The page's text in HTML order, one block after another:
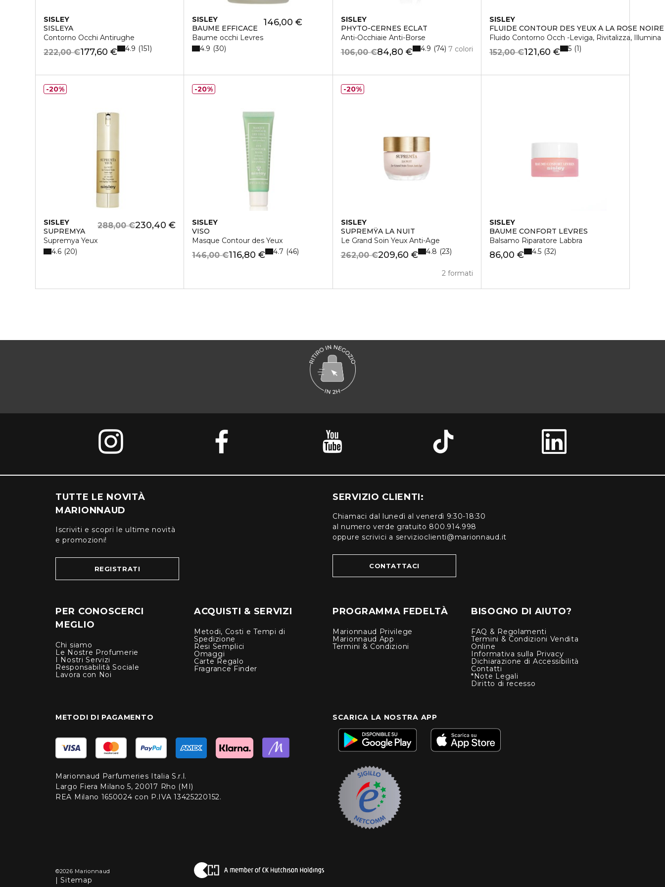
SISLEY
SISLEYA
Contorno Occhi Antirughe
177,60 €
222,00 € 4.9 151
SISLEY
BAUME EFFICACE
Baume occhi Levres
146,00 €
4.9 30
SISLEY
PHYTO-CERNES ECLAT
Anti-Occhiaie Anti-Borse
84,80 €
106,00 € 7 colori
4.9 74
SISLEY
FLUIDE CONTOUR DES YEUX À LA ROSE NOIRE
Fluido Contorno Occh -Leviga, Rivitalizza, Illumina
121,60 €
152,00 € 5 1
SISLEY
SUPREMYA
Supremya Yeux
230,40 €
288,00 €
4.6 20
20%
SISLEY
VISO
Masque Contour des Yeux
116,80 €
146,00 € 4.7 46
20%
SISLEY
SUPREMŸA LA NUIT
Le Grand Soin Yeux Anti-Age
209,60 €
262,00 €
2 formati
4.8 23
20%
SISLEY
BAUME CONFORT LÈVRES
Balsamo Riparatore Labbra
86,00 € 4.5 32
TUTTE LE NOVITÀ
MARIONNAUD
Iscriviti e scopri le ultime novità
e promozioni!
REGISTRATI
SERVIZIO CLIENTI:
Chiamaci dal lunedì al venerdì 9:30-18:30
al numero verde gratuito 800.914.998
oppure scrivici a servizioclienti@marionnaud.it
CONTATTACI
PER CONOSCERCI
MEGLIO
Chi siamo
Le Nostre Profumerie
I Nostri Servizi
Responsabilità Sociale
Lavora con Noi
ACQUISTI & SERVIZI
Metodi, Costi e Tempi di
Spedizione
Resi Semplici
Omaggi
Carte Regalo
Fragrance Finder
PROGRAMMA FEDELTÀ
Marionnaud Privilege
Marionnaud App
Termini & Condizioni
BISOGNO DI AIUTO?
FAQ & Regolamenti
Termini & Condizioni Vendita
Online
Informativa sulla Privacy
Dichiarazione di Accessibilità
Contatti
*Note Legali
Diritto di recesso
METODI DI PAGAMENTO
Marionnaud Parfumeries Italia S.r.l.
Largo Fiera Milano 5, 20017 Rho (MI)
REA Milano 1650024 con P.IVA 13425220152.
SCARICA LA NOSTRA APP
©2026 Marionnaud
|Sitemap